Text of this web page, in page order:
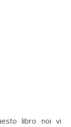
libro noi vi